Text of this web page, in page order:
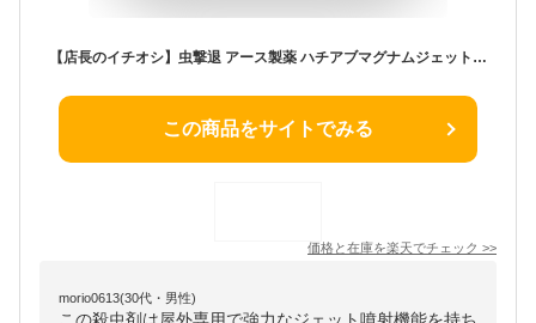
【店長のイチオシ】虫撃退 アース製薬 ハチアブマグナムジェット 550ml 屋外専用 ( 蜂・虻殺虫剤 )(4901080237019)
この商品をサイトでみる
価格と在庫を楽天でチェック >>
morio0613(30代・男性)